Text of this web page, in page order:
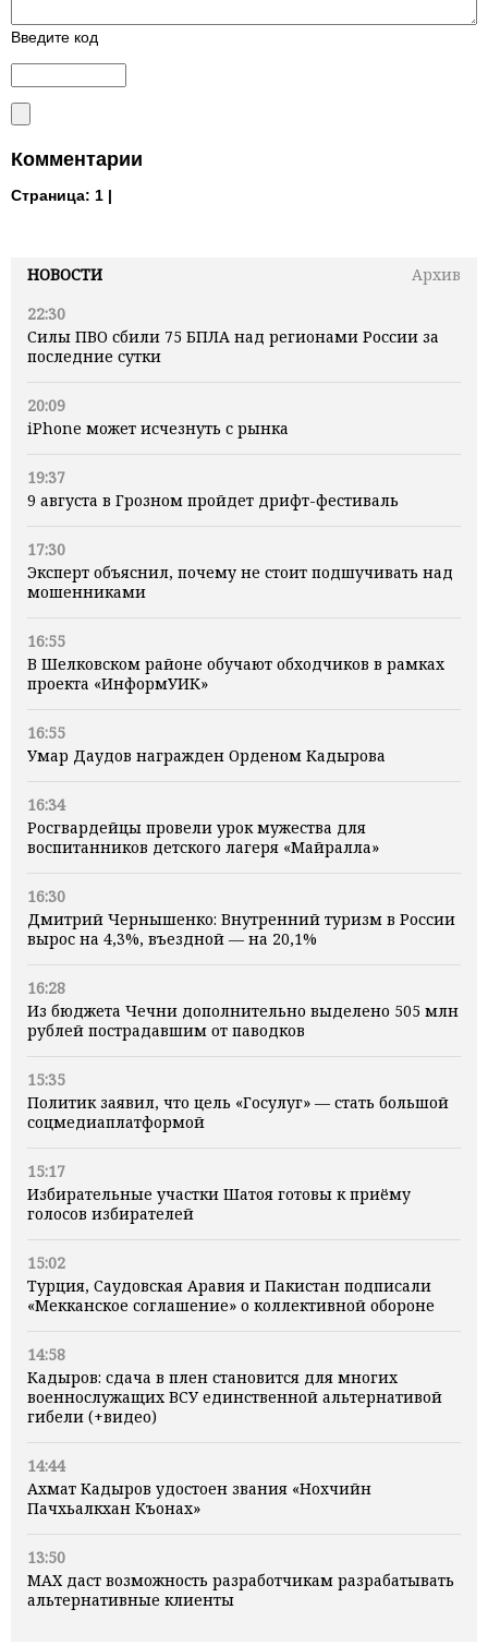
НОВОСТИ
Архив
22:30
Силы ПВО сбили 75 БПЛА над регионами России за
последние сутки
20:09
iPhone может исчезнуть с рынка
19:37
9 августа в Грозном пройдет дрифт-фестиваль
17:30
Эксперт объяснил, почему не стоит подшучивать над
мошенниками
16:55
В Шелковском районе обучают обходчиков в рамках
проекта «ИнформУИК»
16:55
Умар Даудов награжден Орденом Кадырова
16:34
Росгвардейцы провели урок мужества для
воспитанников детского лагеря «Майралла»
16:30
Дмитрий Чернышенко: Внутренний туризм в России
вырос на 4,3%, въездной — на 20,1%
16:28
Из бюджета Чечни дополнительно выделено 505 млн
рублей пострадавшим от паводков
15:35
Политик заявил, что цель «Госулуг» — стать большой
соцмедиаплатформой
15:17
Избирательные участки Шатоя готовы к приёму
голосов избирателей
15:02
Турция, Саудовская Аравия и Пакистан подписали
«Мекканское соглашение» о коллективной обороне
14:58
Кадыров: сдача в плен становится для многих
военнослужащих ВСУ единственной альтернативой
гибели (+видео)
14:44
Ахмат Кадыров удостоен звания «Нохчийн
Пачхьалкхан Къонах»
13:50
MAX даст возможность разработчикам разрабатывать
альтернативные клиенты
Введите код
Комментарии
Страница: 1 |